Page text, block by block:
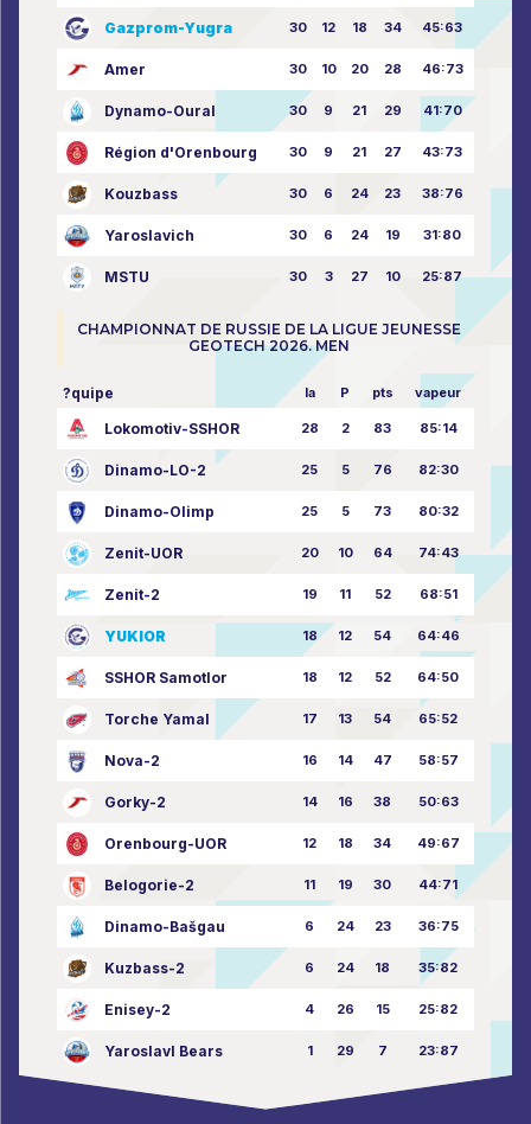
Gazprom-Yugra 30 12 18 34 45:63
Amer 30 10 20 28 46:73
Dynamo-Oural 30 9 21 29 41:70
Région d'Orenbourg 30 9 21 27 43:73
Kouzbass 30 6 24 23 38:76
Yaroslavich 30 6 24 19 31:80
MSTU 30 3 27 10 25:87
CHAMPIONNAT DE RUSSIE DE LA LIGUE JEUNESSE
GEOTECH 2026. MEN
?quipe la P pts vapeur
Lokomotiv-SSHOR 28 2 83 85:14
Dinamo-LO-2 25 5 76 82:30
Dinamo-Olimp 25 5 73 80:32
Zenit-UOR 20 10 64 74:43
Zenit-2 19 11 52 68:51
YUKIOR 18 12 54 64:46
SSHOR Samotlor 18 12 52 64:50
Torche Yamal 17 13 54 65:52
Nova-2 16 14 47 58:57
Gorky-2 14 16 38 50:63
Orenbourg-UOR 12 18 34 49:67
Belogorie-2 11 19 30 44:71
Dinamo-Bašgau 6 24 23 36:75
Kuzbass-2 6 24 18 35:82
Enisey-2 4 26 15 25:82
Yaroslavl Bears 1 29 7 23:87